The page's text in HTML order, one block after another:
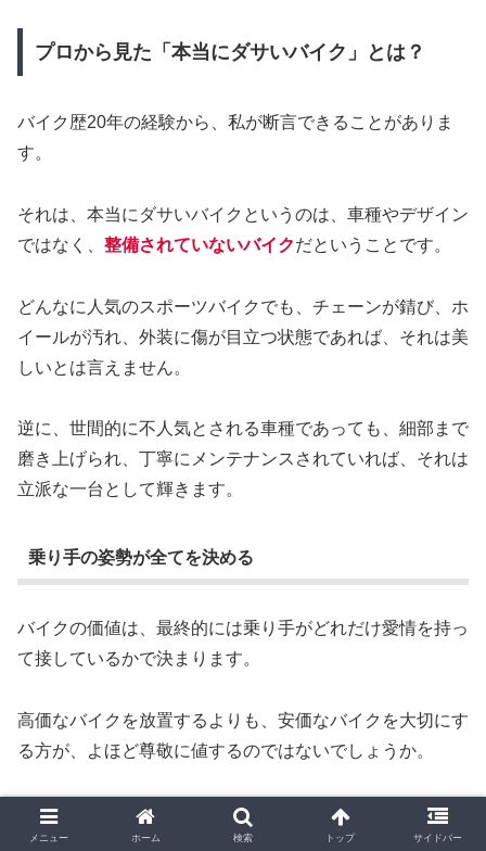
プロから見た「本当にダサいバイク」とは？
バイク歴20年の経験から、私が断言できることがありま
す。
それは、本当にダサいバイクというのは、車種やデザイン
ではなく、 整備されていないバイクだということです。
どんなに人気のスポーツバイクでも、チェーンが錆び、ホ
イールが汚れ、外装に傷が目立つ状態であれば、それは美
しいとは言えません。
逆に、世間的に不人気とされる車種であっても、細部まで
磨き上げられ、丁寧にメンテナンスされていれば、それは
立派な一台として輝きます。
乗り手の姿勢が全てを決める
バイクの価値は、最終的には乗り手がどれだけ愛情を持っ
て接しているかで決まります。
高価なバイクを放置するよりも、安価なバイクを大切にす
る方が、よほど尊敬に値するのではないでしょうか。
見た目の評価に振り回されるのではなく、自分が選んだバ
イクに責任を持ち、最高の状態を保つ努力をする。
メニュー ホーム 検索 トップ サイドバー